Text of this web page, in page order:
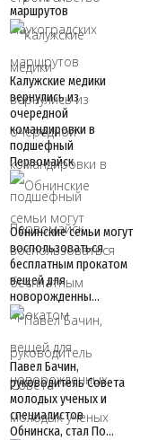
маршрутов
Калужские медики
вернулись из
очередной
командировки в
подшефный
Первомайск
Обнинские семьи могут
воспользоваться
бесплатным прокатом
вещей для
новорожденны…
Павел Бачин,
руководитель Совета
молодых ученых и
специалистов
Обнинска, стал По…